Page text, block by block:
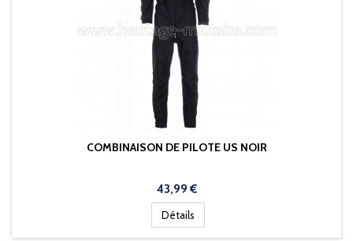
COMBINAISON DE PILOTE US NOIR
Prix
43,99 €
Détails